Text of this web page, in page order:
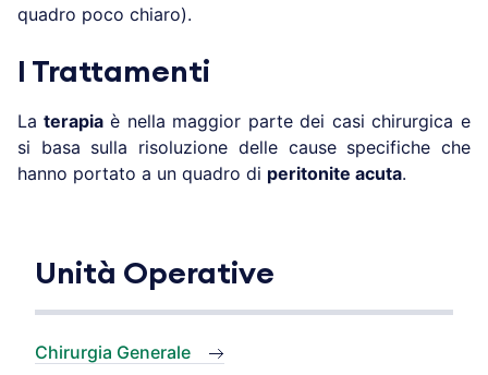
quadro poco chiaro).
I Trattamenti
La terapiaè nella maggior parte dei casi chirurgica e
si basa sulla risoluzione delle cause specifiche che
hanno portato a un quadro di peritonite acuta.
Unità Operative
Chirurgia Generale